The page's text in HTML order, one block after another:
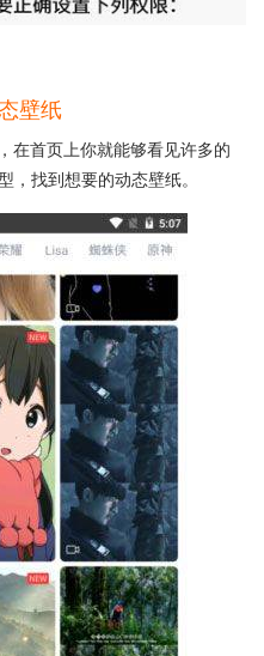
壁纸
在首页上你就能够看见许多的
，找到想要的动态壁纸。